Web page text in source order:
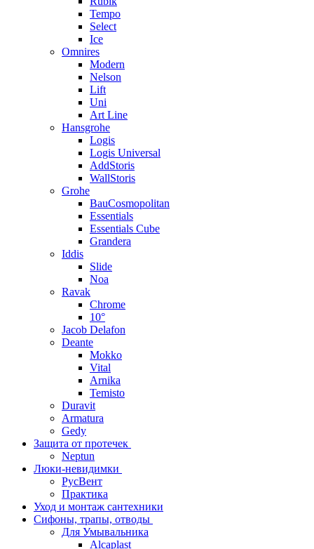
Tempo
Select
Ice
Omnires
Modern
Nelson
Lift
Uni
Art Line
Hansgrohe
Logis
Logis Universal
AddStoris
WallStoris
Grohe
BauCosmopolitan
Essentials
Essentials Cube
Grandera
Iddis
Slide
Noa
Ravak
Chrome
10°
Jacob Delafon
Deante
Mokko
Vital
Arnika
Temisto
Duravit
Armatura
Gedy
Защита от протечек
Neptun
Люки-невидимки
РусВент
Практика
Уход и монтаж сантехники
Сифоны, трапы, отводы
Для Умывальника
Alcaplast